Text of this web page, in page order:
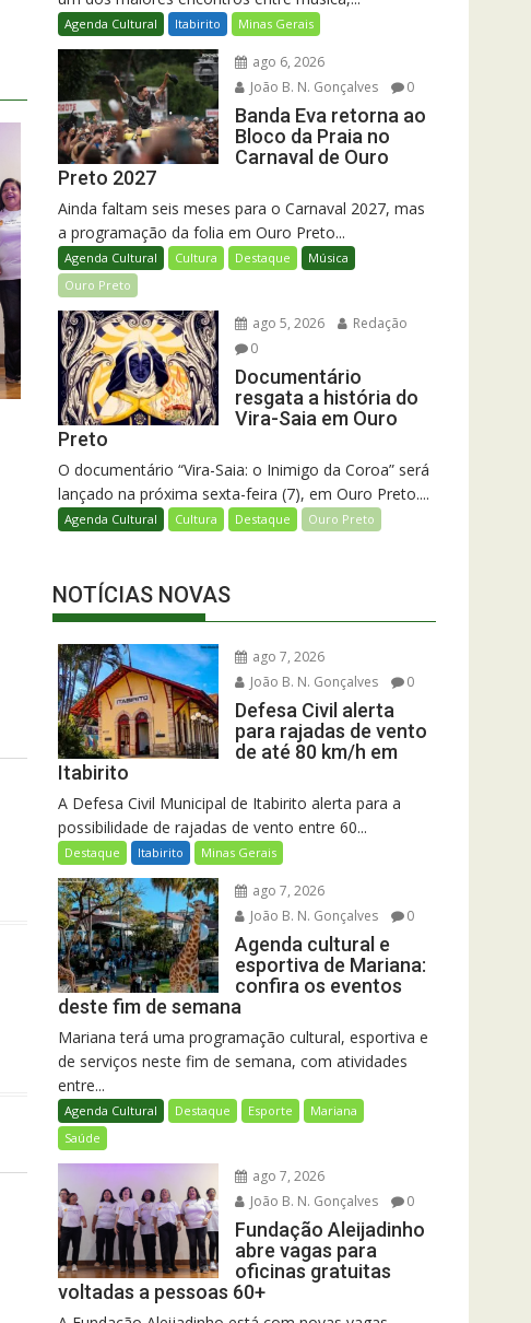
Agenda Cultural Itabirito Minas Gerais
ago 6, 2026
João B. N. Gonçalves
0
Banda Eva retorna ao
Bloco da Praia no
Carnaval de Ouro
Preto 2027
Ainda faltam seis meses para o Carnaval 2027, mas
a programação da folia em Ouro Preto...
Agenda Cultural Cultura Destaque
Música
Ouro Preto
ago 5, 2026
Redação
0
Documentário
resgata a história do
Vira-Saia em Ouro
Preto
O documentário “Vira-Saia: o Inimigo da Coroa” será
lançado na próxima sexta-feira (7), em Ouro Preto....
Agenda Cultural Cultura Destaque Ouro Preto
NOTÍCIAS NOVAS
ago 7, 2026
João B. N. Gonçalves
0
Defesa Civil alerta
para rajadas de vento
de até 80 km/h em
Itabirito
A Defesa Civil Municipal de Itabirito alerta para a
possibilidade de rajadas de vento entre 60...
Destaque Itabirito Minas Gerais
ago 7, 2026
João B. N. Gonçalves
0
Agenda cultural e
esportiva de Mariana:
confira os eventos
deste fim de semana
Mariana terá uma programação cultural, esportiva e
de serviços neste fim de semana, com atividades
entre...
Agenda Cultural Destaque Esporte
Mariana
Saúde
ago 7, 2026
João B. N. Gonçalves
0
Fundação Aleijadinho
abre vagas para
oficinas gratuitas
voltadas a pessoas 60+